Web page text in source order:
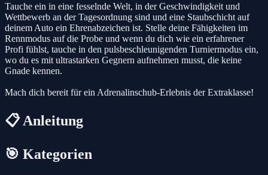
Tauche ein in eine fesselnde Welt, in der Geschwindigkeit und
Wettbewerb an der Tagesordnung sind und eine Staubschicht auf
deinem Auto ein Ehrenabzeichen ist. Stelle deine Fähigkeiten im
Rennmodus auf die Probe und wenn du dich wie ein erfahrener
Profi fühlst, tauche in den pulsbeschleunigenden Turniermodus ein,
wo du es mit ultrastarken Gegnern aufnehmen musst, die keine
Gnade kennen.
Mach dich bereit für ein Adrenalinschub-Erlebnis der Extraklasse!
📋 Anleitung
🎯 Kategorien